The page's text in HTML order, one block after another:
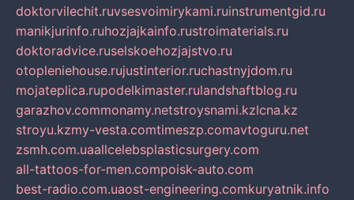
doktorvilechit.ruvsesvoimirykami.ruinstrumentgid.ru
manikjurinfo.ruhozjajkainfo.rustroimaterials.ru
doktoradvice.ruselskoehozjajstvo.ru
otopleniehouse.rujustinterior.ruchastnyjdom.ru
mojateplica.rupodelkimaster.rulandshaftblog.ru
garazhov.commonamy.netstroysnami.kzlcna.kz
stroyu.kzmy-vesta.comtimeszp.comavtoguru.net
zsmh.com.uaallcelebsplasticsurgery.com
all-tattoos-for-men.compoisk-auto.com
best-radio.com.uaost-engineering.comkuryatnik.info